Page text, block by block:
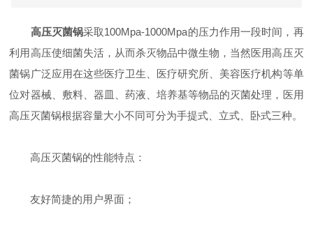
高压灭菌锅采取100Mpa-1000Mpa的压力作用一段时间，再
利用高压使细菌失活，从而杀灭物品中微生物，当然医用高压灭
菌锅广泛应用在这些医疗卫生、医疗研究所、美容医疗机构等单
位对器械、敷料、器皿、药液、培养基等物品的灭菌处理，医用
高压灭菌锅根据容量大小不同可分为手提式、立式、卧式三种。
高压灭菌锅的性能特点：
友好简捷的用户界面；